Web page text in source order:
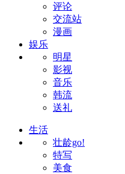
评论
交流站
漫画
娱乐
明星
影视
音乐
韩流
送礼
生活
壮龄go!
特写
美食